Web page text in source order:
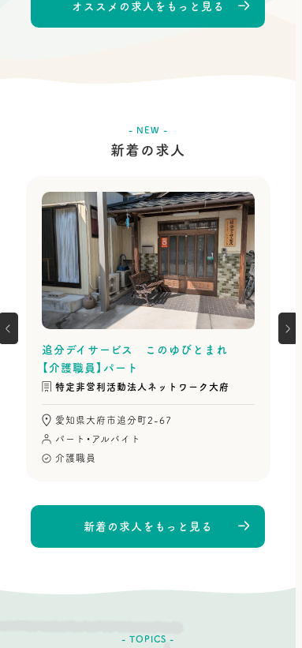
オススメの求人をもっと見る
- NEW -
新着の求人
追分デイサービス このゆびとまれ
【介護職員】パート
特定非営利活動法人ネットワーク大府
愛知県大府市追分町2-67
パート・アルバイト
介護職員
新着の求人をもっと見る
- TOPICS -